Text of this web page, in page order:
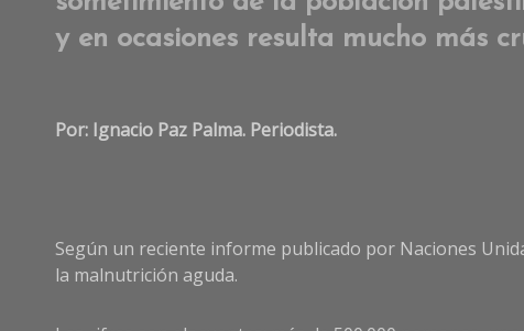
y en ocasiones resulta mucho más
Por: Ignacio Paz Palma. Periodista.
Según un reciente informe publicado por Naciones
la malnutrición aguda.